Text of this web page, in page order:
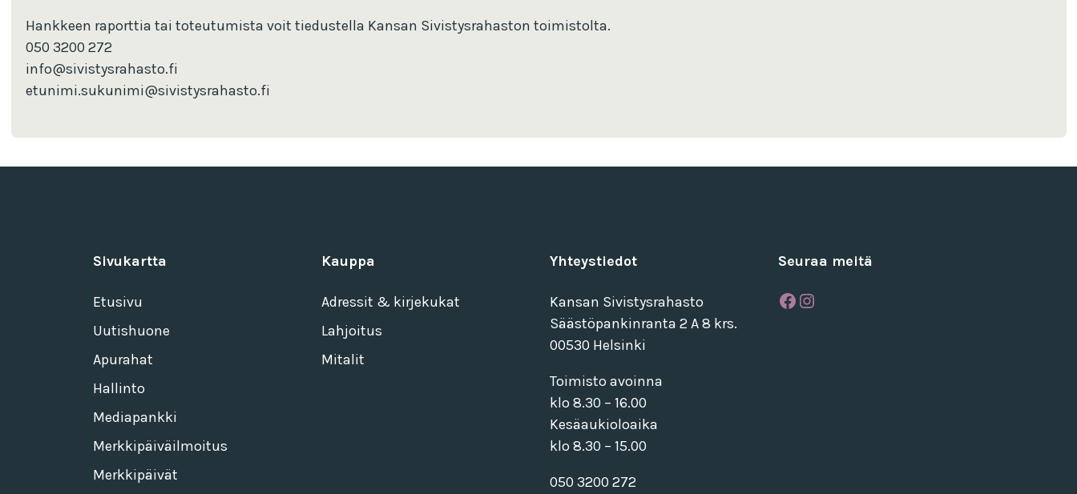
Hankkeen raporttia tai toteutumista voit tiedustella Kansan Sivistysrahaston toimistolta.
050 3200 272
info@sivistysrahasto.fi
etunimi.sukunimi@sivistysrahasto.fi
Sivukartta
Etusivu
Uutishuone
Apurahat
Hallinto
Mediapankki
Merkkipäiväilmoitus
Merkkipäivät
Kauppa
Adressit & kirjekukat
Lahjoitus
Mitalit
Yhteystiedot
Kansan Sivistysrahasto
Säästöpankinranta 2 A 8 krs.
00530 Helsinki
Toimisto avoinna
klo 8.30 – 16.00
Kesäaukioloaika
klo 8.30 – 15.00
050 3200 272
Seuraa meitä
Facebook
Instagram